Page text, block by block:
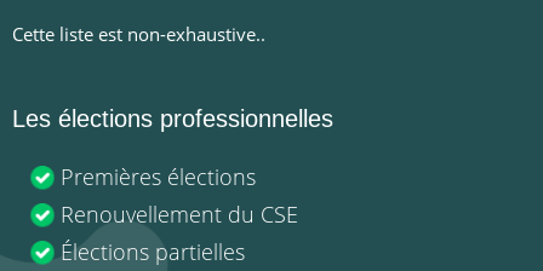
Cette liste est non-exhaustive..
Les élections professionnelles
Premières élections
Renouvellement du CSE
Élections partielles